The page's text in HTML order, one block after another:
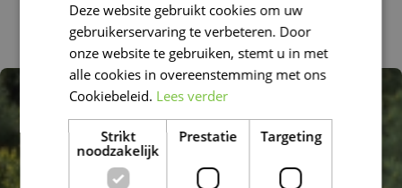
Bergden
Pinus mugo 'Kissen'
Deze website gebruikt cookies om uw
gebruikerservaring te verbeteren. Door
onze website te gebruiken, stemt u in met
alle cookies in overeenstemming met ons
Cookiebeleid. Lees verder
Strikt
noodzakelijk
Prestatie Targeting